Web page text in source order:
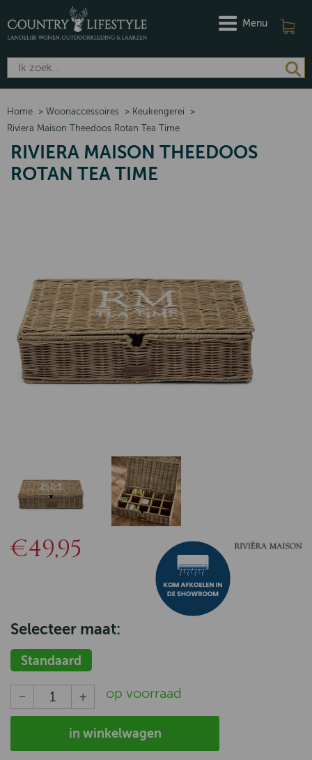
Menu
Home > Woonaccessoires > Keukengerei
>
Riviera Maison Theedoos Rotan Tea Time
RIVIERA MAISON THEEDOOS
ROTAN TEA TIME
€49,95
Selecteer maat:
Standaard
op voorraad
in winkelwagen